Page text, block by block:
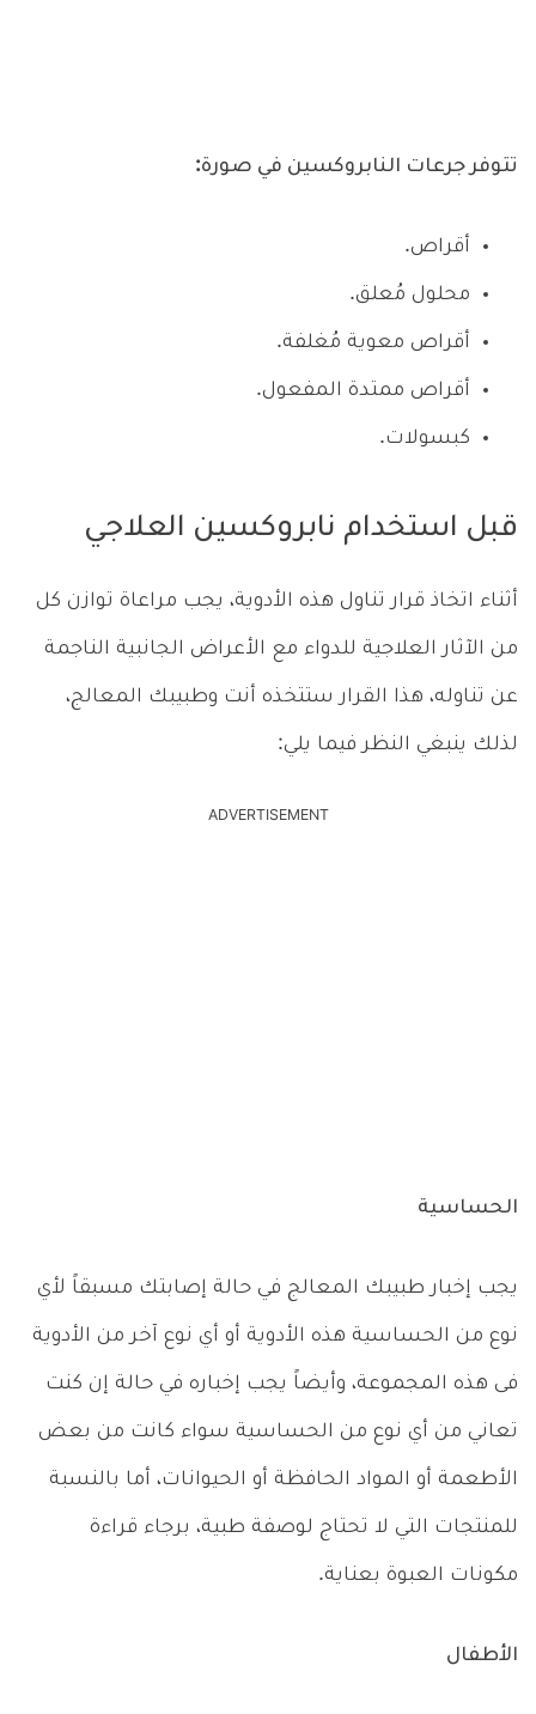
تتوفر جرعات النابروكسين في صورة:
أقراص.
محلول مُعلق.
أقراص معوية مُغلفة.
أقراص ممتدة المفعول.
كبسولات.
قبل استخدام نابروكسين العلاجي
أثناء اتخاذ قرار تناول هذه الأدوية، يجب مراعاة توازن كل
من الآثار العلاجية للدواء مع الأعراض الجانبية الناجمة
عن تناوله، هذا القرار ستتخذه أنت وطبيبك المعالج،
لذلك ينبغي النظر فيما يلي:
ADVERTISEMENT
الحساسية
يجب إخبار طبيبك المعالج في حالة إصابتك مسبقاً لأي
نوع من الحساسية هذه الأدوية أو أي نوع آخر من الأدوية
فى هذه المجموعة، وأيضاً يجب إخباره في حالة إن كنت
تعاني من أي نوع من الحساسية سواء كانت من بعض
الأطعمة أو المواد الحافظة أو الحيوانات، أما بالنسبة
للمنتجات التي لا تحتاج لوصفة طبية، برجاء قراءة
مكونات العبوة بعناية.
الأطفال